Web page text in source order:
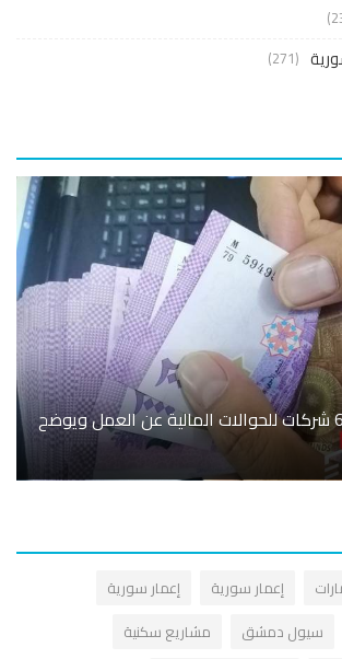
(271)
يوقف 6 شركات للحوالات المالية عن العمل ويوضح
إعمار سورية
إعمار سورية
دمشق
مشاريع سكنية